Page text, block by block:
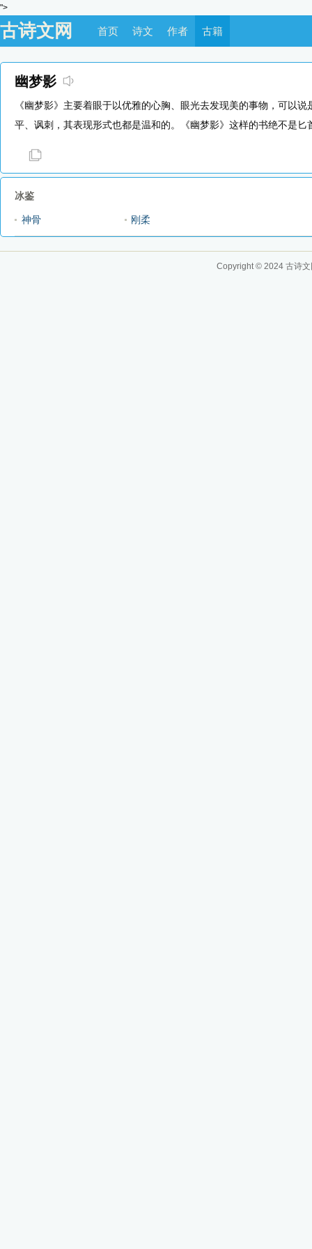
">
古诗文网 首页 诗文 作者 古籍
幽梦影
《幽梦影》主要着眼于以优雅的心胸、眼光去发现美的事物，可以
平、讽刺，其表现形式也都是温和的。《幽梦影》这样的书绝不是
冰鉴
神骨 刚柔
Copyright © 2024古诗